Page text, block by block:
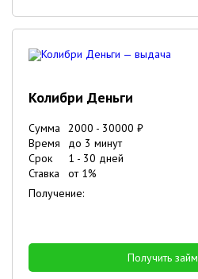
Колибри Деньги
Сумма 2000 - 30000 ₽
Время
до 3 минут
Срок
1 - 30 дней
Ставка
от 1%
Получение:
Получить займ